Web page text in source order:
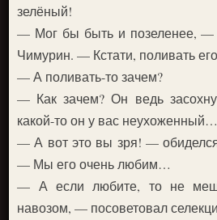
зелёный!
— Мог бы быть и позеленее, —
Чимурин. — Кстати, поливать
— А поливать-то зачем?
— Как зачем? Он ведь
какой-то он у вас неухоженный…
— А вот это вы зря! —
— Мы его очень любим…
— А если любите, то не
навозом, — посоветовал